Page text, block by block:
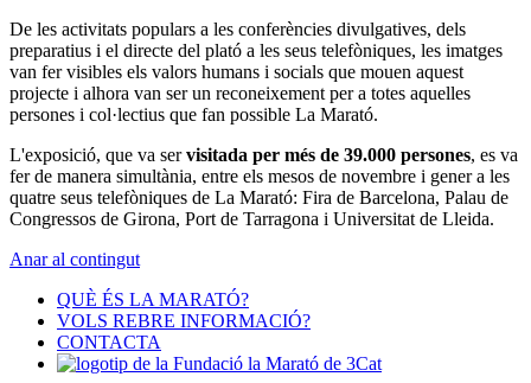
De les activitats populars a les conferències divulgatives, dels
preparatius i el directe del plató a les seus telefòniques, les imatges
van fer visibles els valors humans i socials que mouen aquest
projecte i alhora van ser un reconeixement per a totes aquelles
persones i col·lectius que fan possible La Marató.
L'exposició, que va servisitada per més de 39.000 persones, es va
fer de manera simultània, entre els mesos de novembre i gener a les
quatre seus telefòniques de La Marató: Fira de Barcelona, Palau de
Congressos de Girona, Port de Tarragona i Universitat de Lleida.
Anar al contingut
QUÈ ÉS LA MARATÓ?
VOLS REBRE INFORMACIÓ?
CONTACTA